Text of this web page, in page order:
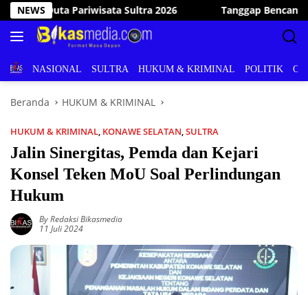
Langsung
ke
konten
NEWS
Tanggap Bencana, Wakil Bupati Konawe Selatan Kunjungi
BERITANASIONAL SULTRA HUKUM & KRIMINAL POLITIK
Beranda HUKUM & KRIMINAL
HUKUM & KRIMINAL, KONAWE SELATAN,SULTRA
Jalin Sinergitas, Pemda dan Kejari
Konsel Teken MoU Soal Perlindungan
Hukum
By Redaksi Bikasmedia
11 Juli 2024